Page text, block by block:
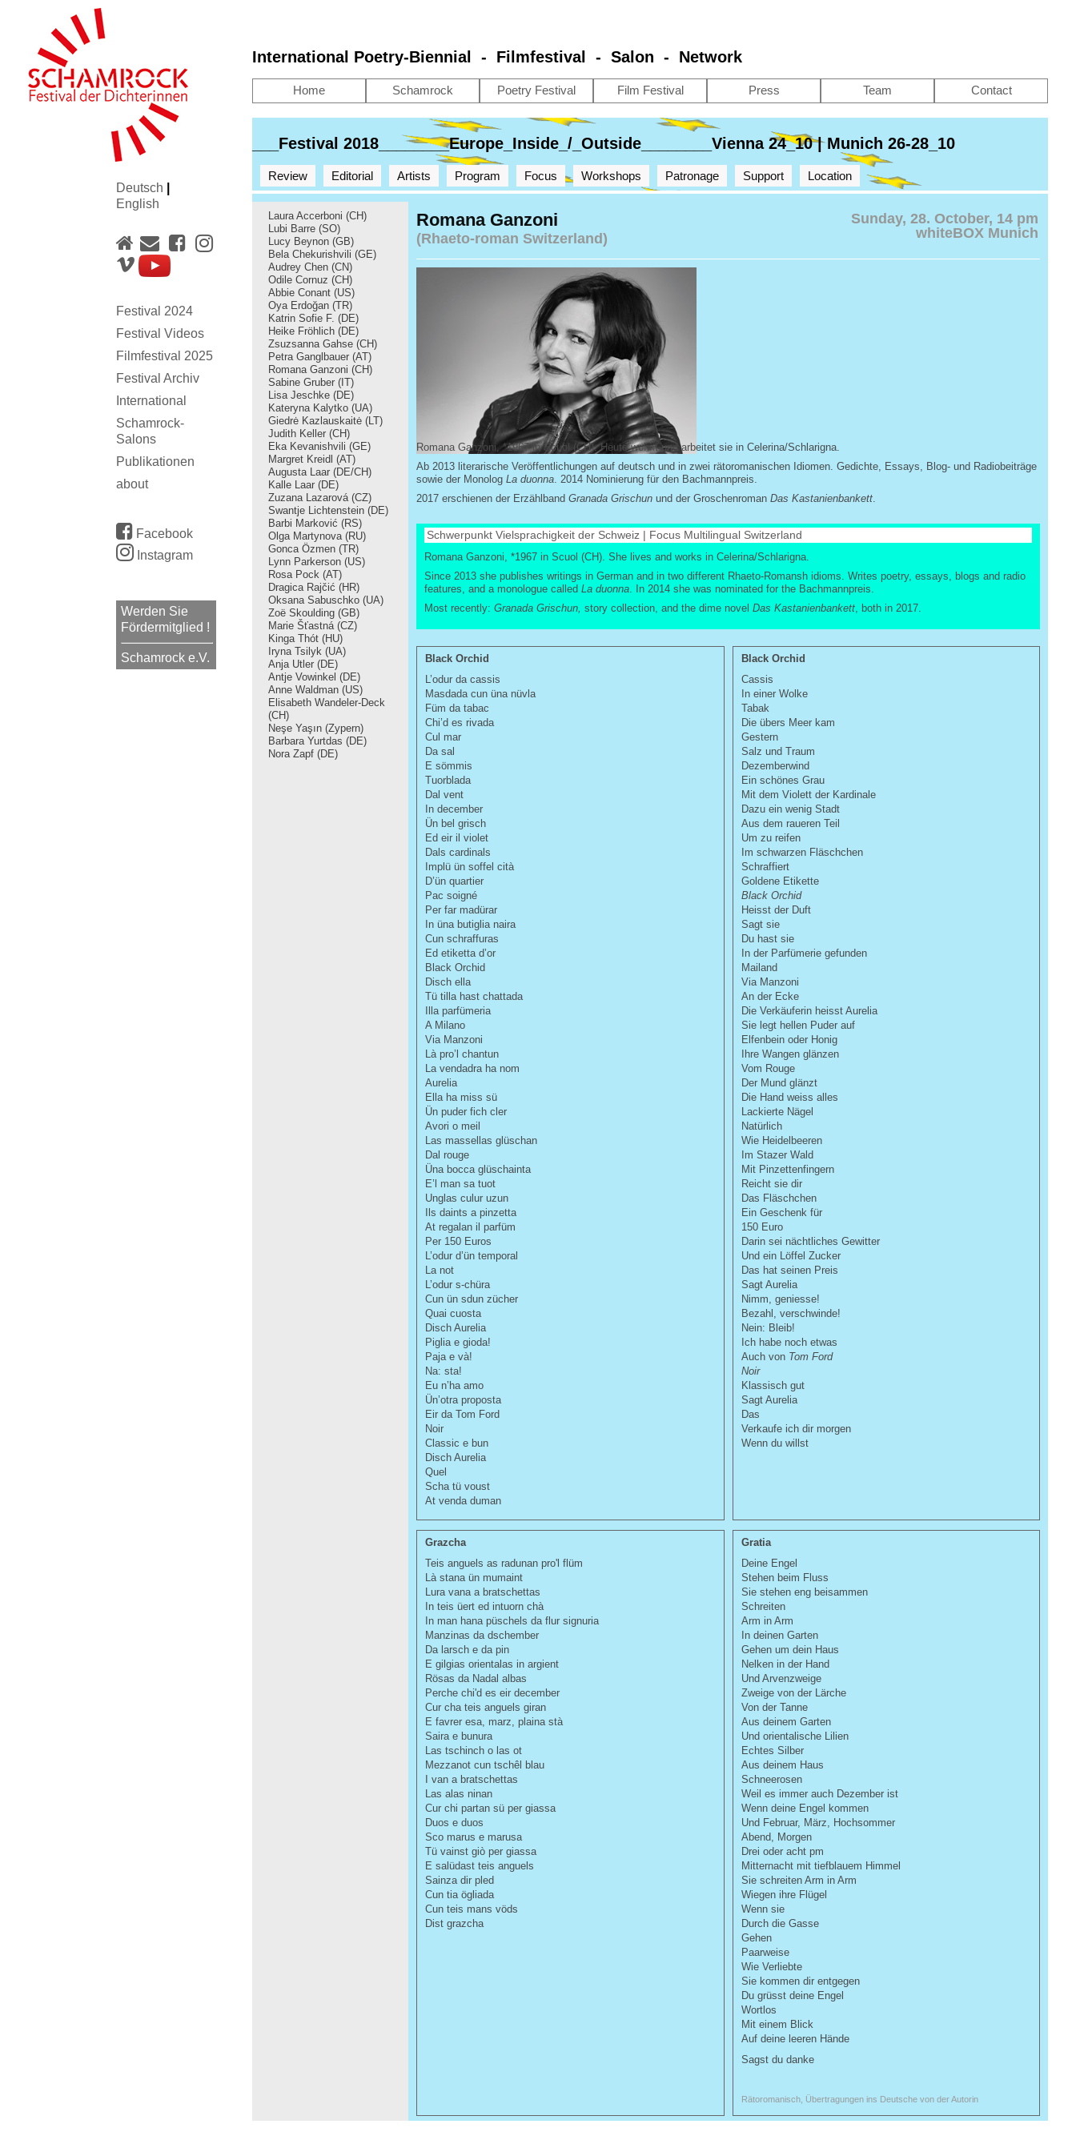
Deutsch
English
Festival 2024
Festival Videos
Filmfestival 2025
Festival Archiv
International
Schamrock-
Salons
Publikationen
about
Facebook
Instagram
Werden Sie
Fördermitglied !
Schamrock e.V.
International Poetry-Biennial - Filmfestival - Salon - Network
Home Schamrock Poetry Festival Film Festival Press Team Contact
___Festival 2018________Europe_Inside_/_Outside________Vienna 24_10 | Munich 26-28_10
Review Editorial Artists Program Focus Workshops Patronage Support Location
Laura Accerboni (CH)
Lubi Barre (SO)
Lucy Beynon (GB)
Bela Chekurishvili (GE)
Audrey Chen (CN)
Odile Cornuz (CH)
Abbie Conant (US)
Oya Erdoğan (TR)
Katrin Sofie F. (DE)
Heike Fröhlich (DE)
Zsuzsanna Gahse (CH)
Petra Ganglbauer (AT)
Romana Ganzoni (CH)
Sabine Gruber (IT)
Lisa Jeschke (DE)
Kateryna Kalytko (UA)
Giedrė Kazlauskaitė (LT)
Judith Keller (CH)
Eka Kevanishvili (GE)
Margret Kreidl (AT)
Augusta Laar (DE/CH)
Kalle Laar (DE)
Zuzana Lazarová (CZ)
Swantje Lichtenstein (DE)
Barbi Marković (RS)
Olga Martynova (RU)
Gonca Özmen (TR)
Lynn Parkerson (US)
Rosa Pock (AT)
Dragica Rajčić (HR)
Oksana Sabuschko (UA)
Zoë Skoulding (GB)
Marie Šťastná (CZ)
Kinga Thót (HU)
Iryna Tsilyk (UA)
Anja Utler (DE)
Antje Vowinkel (DE)
Anne Waldman (US)
Elisabeth Wandeler-Deck
(CH)
Neşe Yaşın (Zypern)
Barbara Yurtdas (DE)
Nora Zapf (DE)
Romana Ganzoni
(Rhaeto-roman Switzerland)
Sunday, 28. October, 14 pm
whiteBOX Munich
Romana Ganzoni, *1967 in Scuol (CH). Heute wohnt und arbeitet sie in Celerina/Schlarigna.
Ab 2013 literarische Veröffentlichungen auf deutsch und in zwei rätoromanischen Idiomen. Gedichte, Essays, Blog- und Radiobeiträge
sowie der Monolog La duonna . 2014 Nominierung für den Bachmannpreis.
2017 erschienen der Erzählband Granada Grischun und der Groschenroman Das Kastanienbankett
Schwerpunkt Vielsprachigkeit der Schweiz | Focus Multilingual Switzerland
Romana Ganzoni, *1967 in Scuol (CH). She lives and works in Celerina/Schlarigna.
Since 2013 she publishes writings in German and in two different Rhaeto-Romansh idioms. Writes poetry, essays, blogs and radio
features, and a monologue called La duonna . In 2014 she was nominated for the Bachmannpreis.
Most recently: Granada Grischun, story collection, and the dime novel Das Kastanienbankett , both in 2017.
Black Orchid
L’odur da cassis
Masdada cun üna nüvla
Füm da tabac
Chi’d es rivada
Cul mar
Da sal
E sömmis
Tuorblada
Dal vent
In december
Ün bel grisch
Ed eir il violet
Dals cardinals
Implü ün soffel cità
D’ün quartier
Pac soigné
Per far madürar
In üna butiglia naira
Cun schraffuras
Ed etiketta d’or
Black Orchid
Disch ella
Tü tilla hast chattada
Illa parfümeria
A Milano
Via Manzoni
Là pro’l chantun
La vendadra ha nom
Aurelia
Ella ha miss sü
Ün puder fich cler
Avori o meil
Las massellas glüschan
Dal rouge
Üna bocca glüschainta
E’l man sa tuot
Unglas culur uzun
Ils daints a pinzetta
At regalan il parfüm
Per 150 Euros
L’odur d’ün temporal
La not
L’odur s-chüra
Cun ün sdun zücher
Quai cuosta
Disch Aurelia
Piglia e gioda!
Paja e và!
Na: sta!
Eu n’ha amo
Ün’otra proposta
Eir da Tom Ford
Noir
Classic e bun
Disch Aurelia
Quel
Scha tü voust
At venda duman
Black Orchid
Cassis
In einer Wolke
Tabak
Die übers Meer kam
Gestern
Salz und Traum
Dezemberwind
Ein schönes Grau
Mit dem Violett der Kardinale
Dazu ein wenig Stadt
Aus dem raueren Teil
Um zu reifen
Im schwarzen Fläschchen
Schraffiert
Goldene Etikette
Black Orchid
Heisst der Duft
Sagt sie
Du hast sie
In der Parfümerie gefunden
Mailand
Via Manzoni
An der Ecke
Die Verkäuferin heisst Aurelia
Sie legt hellen Puder auf
Elfenbein oder Honig
Ihre Wangen glänzen
Vom Rouge
Der Mund glänzt
Die Hand weiss alles
Lackierte Nägel
Natürlich
Wie Heidelbeeren
Im Stazer Wald
Mit Pinzettenfingern
Reicht sie dir
Das Fläschchen
Ein Geschenk für
150 Euro
Darin sei nächtliches Gewitter
Und ein Löffel Zucker
Das hat seinen Preis
Sagt Aurelia
Nimm, geniesse!
Bezahl, verschwinde!
Nein: Bleib!
Ich habe noch etwas
Auch von Tom Ford
Noir
Klassisch gut
Sagt Aurelia
Das
Verkaufe ich dir morgen
Wenn du willst
Grazcha
Teis anguels as radunan pro'l flüm
Là stana ün mumaint
Lura vana a bratschettas
In teis üert ed intuorn chà
In man hana püschels da flur signuria
Manzinas da dschember
Da larsch e da pin
E gilgias orientalas in argient
Rösas da Nadal albas
Perche chi'd es eir december
Cur cha teis anguels giran
E favrer esa, marz, plaina stà
Saira e bunura
Las tschinch o las ot
Mezzanot cun tschêl blau
I van a bratschettas
Las alas ninan
Cur chi partan sü per giassa
Duos e duos
Sco marus e marusa
Tü vainst giò per giassa
E salüdast teis anguels
Sainza dir pled
Cun tia ögliada
Cun teis mans vöds
Dist grazcha
Gratia
Deine Engel
Stehen beim Fluss
Sie stehen eng beisammen
Schreiten
Arm in Arm
In deinen Garten
Gehen um dein Haus
Nelken in der Hand
Und Arvenzweige
Zweige von der Lärche
Von der Tanne
Aus deinem Garten
Und orientalische Lilien
Echtes Silber
Aus deinem Haus
Schneerosen
Weil es immer auch Dezember ist
Wenn deine Engel kommen
Und Februar, März, Hochsommer
Abend, Morgen
Drei oder acht pm
Mitternacht mit tiefblauem Himmel
Sie schreiten Arm in Arm
Wiegen ihre Flügel
Wenn sie
Durch die Gasse
Gehen
Paarweise
Wie Verliebte
Sie kommen dir entgegen
Du grüsst deine Engel
Wortlos
Mit einem Blick
Auf deine leeren Hände
Sagst du danke
Rätoromanisch, Übertragungen ins Deutsche von der Autorin